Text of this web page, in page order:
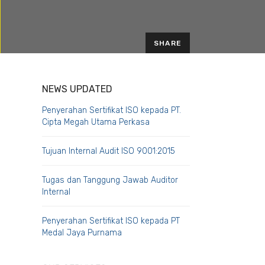
SHARE
NEWS UPDATED
Penyerahan Sertifikat ISO kepada PT.
Cipta Megah Utama Perkasa
Tujuan Internal Audit ISO 9001:2015
Tugas dan Tanggung Jawab Auditor
Internal
Penyerahan Sertifikat ISO kepada PT
Medal Jaya Purnama